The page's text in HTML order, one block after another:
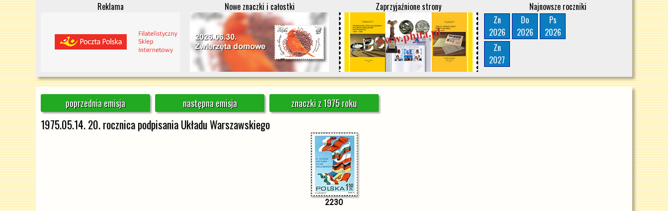
Reklama Nowe znaczki i całostki Zaprzyjaźnione strony
Najnowsze roczniki
Zn
2026
Do
2026
Ps
2026
Zn
2027
poprzednia emisja następna emisja znaczki z 1975 roku
1975.05.14. 20. rocznica podpisania Układu Warszawskiego
2230